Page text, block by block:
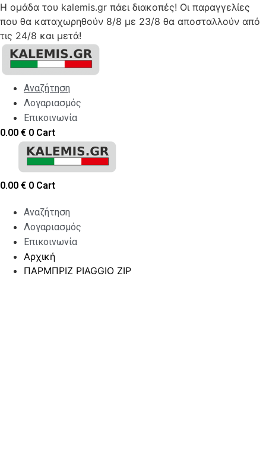
Η ομάδα του kalemis.gr πάει διακοπές! Οι παραγγελίες
που θα καταχωρηθούν 8/8 με 23/8 θα αποσταλλούν από
τις 24/8 και μετά!
Skip
content
Αναζήτηση
Λογαριασμός
Επικοινωνία
0.00 € 0 Cart
0.00 € 0 Cart
Αναζήτηση
Λογαριασμός
Επικοινωνία
Αρχική
ΠΑΡΜΠΡΙΖ PIAGGIO ZIP